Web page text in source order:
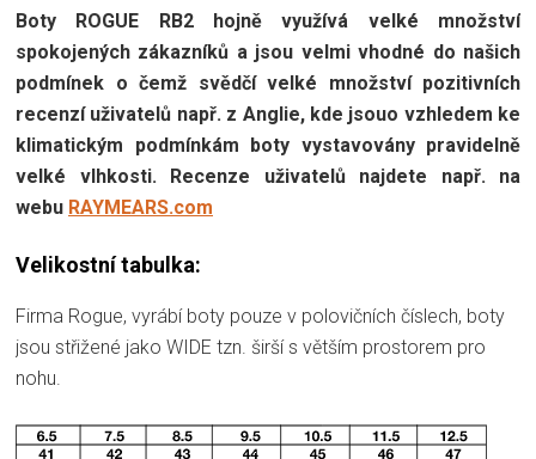
Boty ROGUE RB2 hojně využívá velké množství
spokojených zákazníků a jsou velmi vhodné do našich
podmínek o čemž svědčí velké množství pozitivních
recenzí uživatelů např. z Anglie, kde jsouo vzhledem ke
klimatickým podmínkám boty vystavovány pravidelně
velké vlhkosti. Recenze uživatelů najdete např. na
webu RAYMEARS.com
Velikostní tabulka:
Firma Rogue, vyrábí boty pouze v polovičních číslech, boty
jsou střižené jako WIDE tzn. širší s větším prostorem pro
nohu.